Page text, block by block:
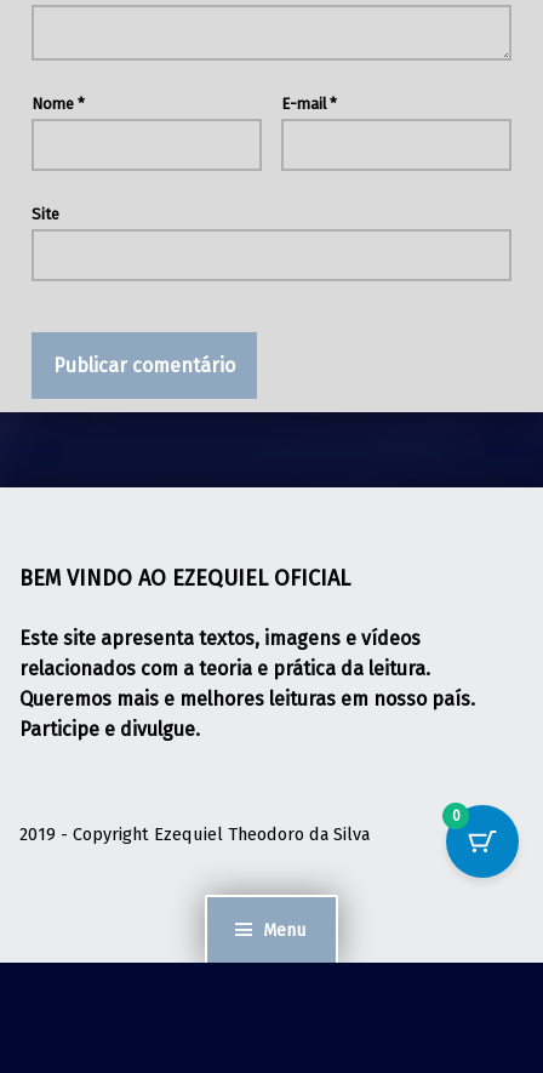
Menu
Nome * E-mail*
Site
BEM VINDO AO EZEQUIEL OFICIAL
Este site apresenta textos, imagens e vídeos
relacionados com a teoria e prática da leitura.
Queremos mais e melhores leituras em nosso país.
Participe e divulgue.
2019 - Copyright Ezequiel Theodoro da Silva
0